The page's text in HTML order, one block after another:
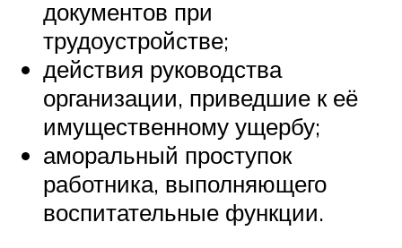
документов при
трудоустройстве;
действия руководства
организации, приведшие к её
имущественному ущербу;
аморальный проступок
работника, выполняющего
воспитательные функции.